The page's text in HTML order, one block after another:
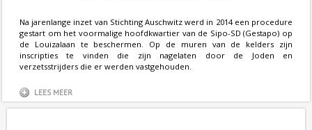
Na jarenlange inzet van Stichting Auschwitz werd in 2014 een procedure
gestart om het voormalige hoofdkwartier van de Sipo-SD (Gestapo) op
de Louizalaan te beschermen. Op de muren van de kelders zijn
inscripties te vinden die zijn nagelaten door de Joden en
verzetsstrijders die er werden vastgehouden.
LEES MEER